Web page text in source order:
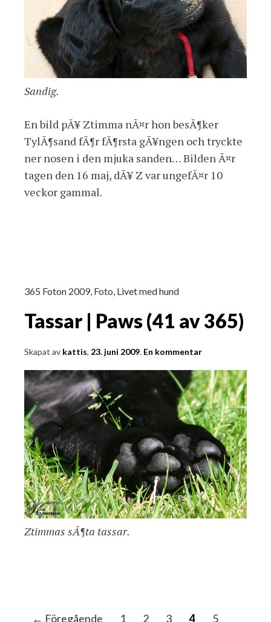
Sandig.
En bild pÃ¥ Ztimma nÃ¤r hon besÃ¶ker
TylÃ¶sand fÃ¶r fÃ¶rsta gÃ¥ngen och tryckte
ner nosen i den mjuka sanden… Bilden Ã¤r
tagen den 16 maj, dÃ¥ Z var ungefÃ¤r 10
veckor gammal.
365 Foton 2009, Foto Livet med hund
Tassar | Paws (41 av 365)
Skapat av kattis, 23. juni 2009. En kommentar
Ztimmas sÃ¶ta tassar.
← Föregående 1 2 3 4
5